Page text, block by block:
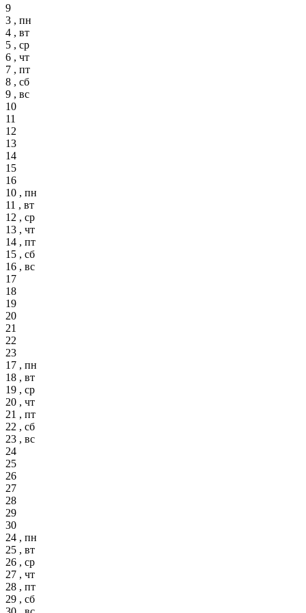
9
3 , пн
4 , вт
5 , ср
6 , чт
7 , пт
8 , сб
9 , вс
10
11
12
13
14
15
16
10 , пн
11 , вт
12 , ср
13 , чт
14 , пт
15 , сб
16 , вс
17
18
19
20
21
22
23
17 , пн
18 , вт
19 , ср
20 , чт
21 , пт
22 , сб
23 , вс
24
25
26
27
28
29
30
24 , пн
25 , вт
26 , ср
27 , чт
28 , пт
29 , сб